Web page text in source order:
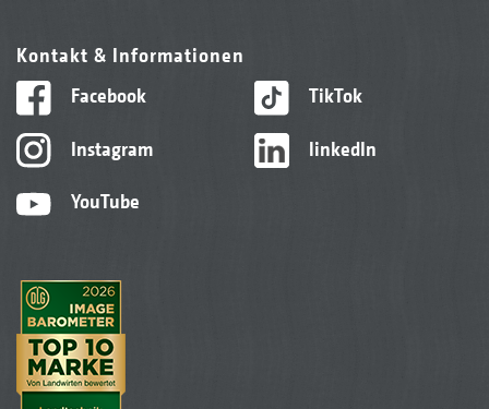
Kontakt & Informationen
Facebook
Instagram
YouTube
TikTok
linkedIn